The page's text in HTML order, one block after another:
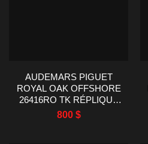
AUDEMARS PIGUET
ROYAL OAK OFFSHORE
26416RO TK RÉPLIQUE
DE MONTRE D’USINE
44MM
800 $